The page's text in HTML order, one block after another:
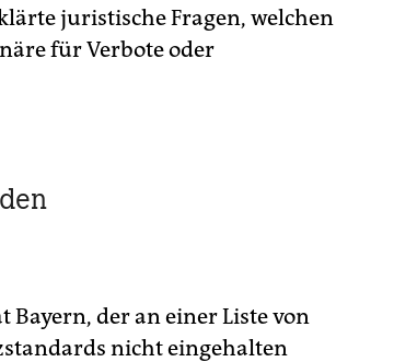
juristische Fragen, welchen
für Verbote oder
Bayern, der an einer Liste von
nicht eingehalten